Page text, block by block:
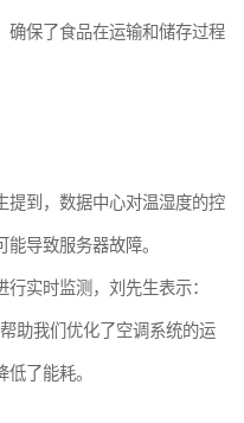
确保了食品在运输和储存过程
提到，数据中心对温湿度的控
导致服务器故障。
实时监测，刘先生表示：
助我们优化了空调系统的运
了能耗。